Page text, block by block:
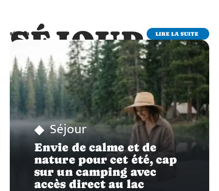
SÉJOUR
SÉJOUR LIRE LA SUITE
Séjour
Envie de calme et de
nature pour cet été, cap
sur un camping avec
accès direct au lac